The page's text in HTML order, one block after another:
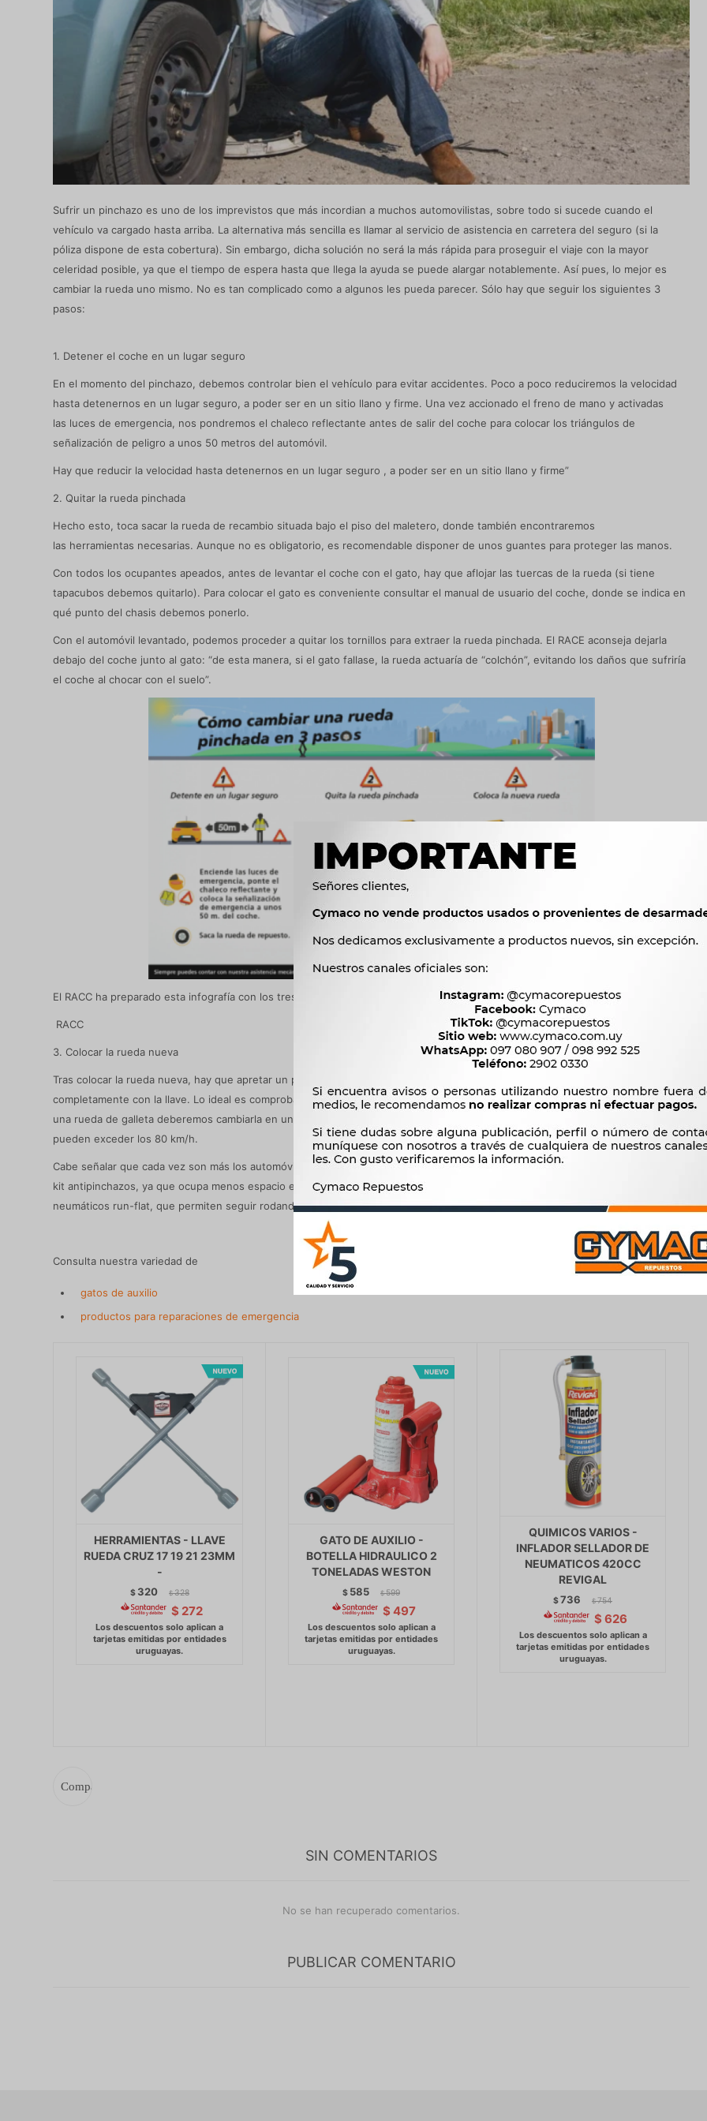
Sufrir un pinchazo es uno de los imprevistos que más incordian a muchos automovilistas, sobre todo si sucede cuando el
vehículo va cargado hasta arriba. La alternativa más sencilla es llamar al servicio de asistencia en carretera del seguro (si la
póliza dispone de esta cobertura). Sin embargo, dicha solución no será la más rápida para proseguir el viaje con la mayor
celeridad posible, ya que el tiempo de espera hasta que llega la ayuda se puede alargar notablemente. Así pues, lo mejor es
cambiar la rueda uno mismo. No es tan complicado como a algunos les pueda parecer. Sólo hay que seguir los siguientes 3
pasos:
1. Detener el coche en un lugar seguro
En el momento del pinchazo, debemos controlar bien el vehículo para evitar accidentes. Poco a poco reduciremos la velocidad
hasta detenernos en un lugar seguro, a poder ser en un sitio llano y firme. Una vez accionado el freno de mano y activadas
las luces de emergencia, nos pondremos el chaleco reflectante antes de salir del coche para colocar los triángulos de
señalización de peligro a unos 50 metros del automóvil.
Hay que reducir la velocidad hasta detenernos en un lugar seguro , a poder ser en un sitio llano y firme”
2. Quitar la rueda pinchada
Hecho esto, toca sacar la rueda de recambio situada bajo el piso del maletero, donde también encontraremos
las herramientas necesarias. Aunque no es obligatorio, es recomendable disponer de unos guantes para proteger las manos.
Con todos los ocupantes apeados, antes de levantar el coche con el gato, hay que aflojar las tuercas de la rueda (si tiene
tapacubos debemos quitarlo). Para colocar el gato es conveniente consultar el manual de usuario del coche, donde se indica en
qué punto del chasis debemos ponerlo.
Con el automóvil levantado, podemos proceder a quitar los tornillos para extraer la rueda pinchada. El RACE aconseja dejarla
debajo del coche junto al gato: “de esta manera, si el gato fallase, la rueda actuaría de “colchón”, evitando los daños que sufriría
el coche al chocar con el suelo”.
El RACC ha preparado esta infografía con los tres pasos detallados
RACC
3. Colocar la rueda nueva
Tras colocar la rueda nueva, hay que apretar un poco los tornillos antes de bajar el coche. Una vez en tierra, se acabarán de fijar
completamente con la llave. Lo ideal es comprobar la presión del neumático lo antes posible en una gasolinera. Si se trata de
una rueda de galleta deberemos cambiarla en un taller por una convencional, ya que su uso es temporal y no se
pueden exceder los 80 km/h.
Cabe señalar que cada vez son más los automóviles nuevos que reemplazan la rueda de repuesto -normal o de galleta- por un
kit antipinchazos, ya que ocupa menos espacio en el maletero y reduce el peso del conjunto. Otros vehículos montan
neumáticos run-flat, que permiten seguir rodando pinchados durante unos 80 kilómetros a una velocidad máxima de 80 km/h
Consulta nuestra variedad de
gatos de auxilio
productos para reparaciones de emergencia
HERRAMIENTAS - LLAVE
RUEDA CRUZ 17 19 21 23MM
-
$ 320 $ 328
$ 272
GATO DE AUXILIO -
BOTELLA HIDRAULICO 2
TONELADAS WESTON
$ 585 $ 599
$ 497
QUIMICOS VARIOS -
INFLADOR SELLADOR DE
NEUMATICOS 420CC
REVIGAL
$736 $ 754
$ 626
SIN COMENTARIOS
No se han recuperado comentarios.
PUBLICAR COMENTARIO